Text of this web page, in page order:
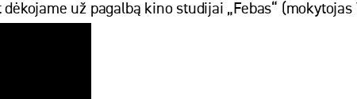
už pagalbą kino studijai „Febas“ (mokytojas